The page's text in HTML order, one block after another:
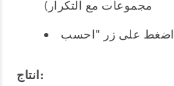
مجموعات مع التكرار)
انتاج: